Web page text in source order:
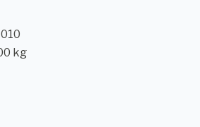
kg